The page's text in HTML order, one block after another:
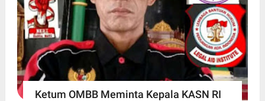
Ketum OMBB Meminta Kepala KASN RI